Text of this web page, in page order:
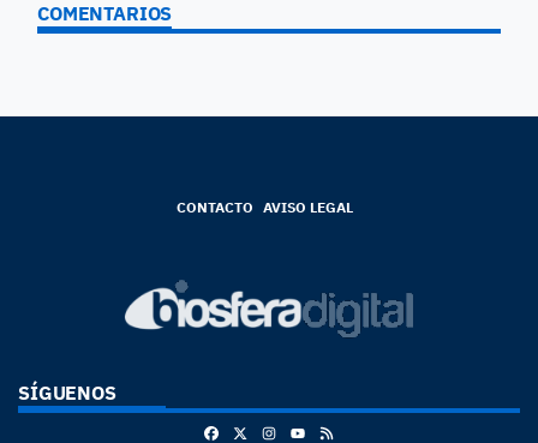
COMENTARIOS
CONTACTO AVISO LEGAL
SÍGUENOS
FacebookInstagram